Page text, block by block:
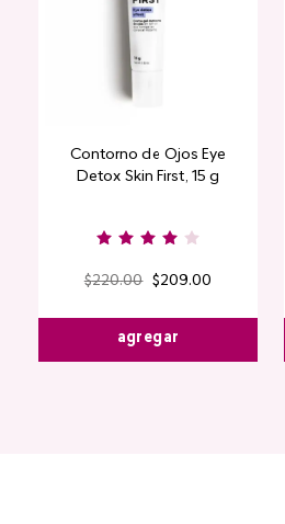
Contorno de Ojos Eye
Detox Skin First, 15 g
$220.00 $209.00
agregar